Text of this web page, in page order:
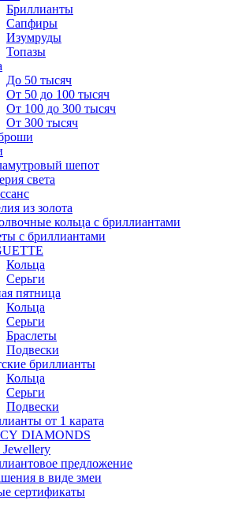
Бриллианты
Сапфиры
Изумруды
Топазы
До 50 тысяч
От 50 до 100 тысяч
От 100 до 300 тысяч
От 300 тысяч
шепот
света
из золота
кольца с бриллиантами
с бриллиантами
Кольца
Серьги
пятница
Кольца
Серьги
Браслеты
Подвески
бриллианты
Кольца
Серьги
Подвески
от 1 карата
DIAMONDS
предложение
в виде змеи
сертификаты